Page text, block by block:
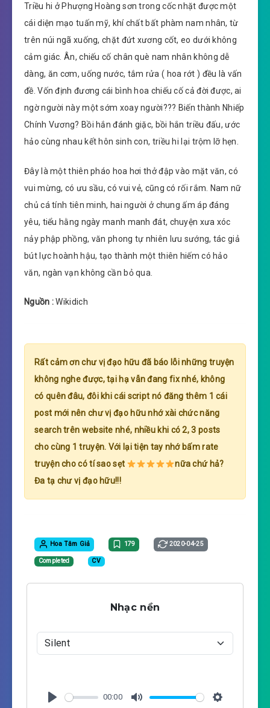
Triều hi ở Phượng Hoàng sơn trong cốc nhặt được một
cái diện mạo tuấn mỹ, khí chất bất phàm nam nhân, từ
trên núi ngã xuống, chặt đứt xương cốt, eo dưới không
cảm giác. Ân, chiếu cố chân què nam nhân không dễ
dàng, ăn cơm, uống nước, tắm rửa ( hoa rớt ) đều là vấn
đề. Vốn định đương cái bình hoa chiếu cố cả đời được, ai
ngờ người này một sớm xoay người??? Biến thành Nhiếp
Chính Vương? Bồi hắn đánh giặc, bồi hắn triều đấu, ước
hảo cùng nhau kết hôn sinh con, triều hi lại trộm lỡ hẹn.
Đây là một thiên pháo hoa hơi thở đập vào mặt văn, có
vui mừng, có ưu sầu, có vui vẻ, cũng có rối rắm. Nam nữ
chủ cá tính tiên minh, hai người ở chung ấm áp đáng
yêu, tiểu hằng ngày manh manh đát, chuyện xưa xóc
nảy phập phồng, văn phong tự nhiên lưu sướng, tác giả
bút lực hoành hậu, tạo thành một thiên hiếm có hảo
văn, ngàn vạn không cần bỏ qua.
Nguồn :Wikidich
Rất cảm ơn chư vị đạo hữu đã báo lỗi những truyện
không nghe được, tại hạ vẫn đang fix nhé, không
có quên đâu, đôi khi cái script nó đăng thêm 1 cái
post mới nên chư vị đạo hữu nhớ xài chức năng
search trên website nhé, nhiều khi có 2, 3 posts
cho cùng 1 truyện. Với lại tiện tay nhớ bấm rate
truyện cho có tí sao sẹt
nữa chứ hả?
Đa tạ chư vị đạo hữu!!!
Hoa Tâm Giả 179 2020-04-25
Completed CV
Nhạc nền
00:00